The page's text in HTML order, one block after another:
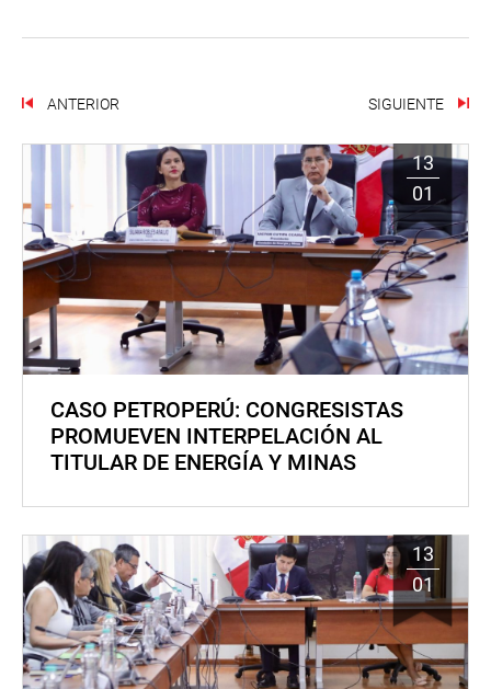
ANTERIOR SIGUIENTE
13
01
CASO PETROPERÚ: CONGRESISTAS
PROMUEVEN INTERPELACIÓN AL
TITULAR DE ENERGÍA Y MINAS
13
01